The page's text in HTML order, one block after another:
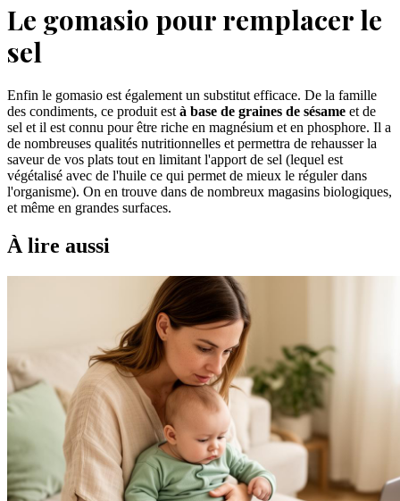
Le gomasio pour remplacer le
sel
Enfin le gomasio est également un substitut efficace. De la famille
des condiments, ce produit està base de graines de sésame et de
sel et il est connu pour être riche en magnésium et en phosphore. Il a
de nombreuses qualités nutritionnelles et permettra de rehausser la
saveur de vos plats tout en limitant l'apport de sel (lequel est
végétalisé avec de l'huile ce qui permet de mieux le réguler dans
l'organisme). On en trouve dans de nombreux magasins biologiques,
et même en grandes surfaces.
À lire aussi